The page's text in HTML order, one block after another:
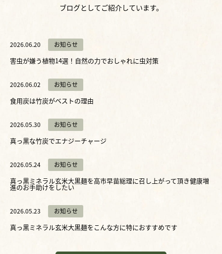
ブログとしてご紹介しています。
2026.06.20 お知らせ
害虫が嫌う植物14選！自然の力でおしゃれに虫対策
2026.06.02 お知らせ
食用炭は竹炭がベストの理由
2026.05.30 お知らせ
真っ黒な竹炭でエナジーチャージ
2026.05.24 お知らせ
真っ黒ミネラル玄米大黒麺を高市早苗総理に召し上がって頂き健康増
進のお手助けをしたい
2026.05.23 お知らせ
真っ黒ミネラル玄米大黒麺をこんな方に特におすすめです